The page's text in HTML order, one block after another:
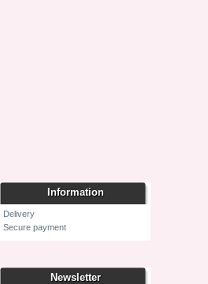
Information
Delivery
Secure payment
Newsletter